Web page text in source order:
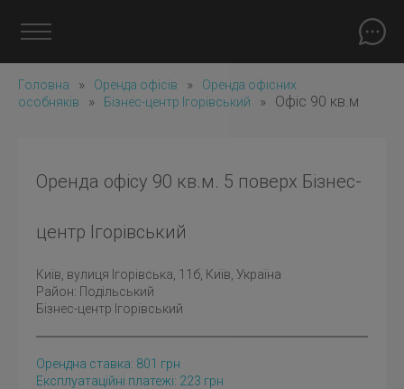
Головна » Оренда офісів »
Оренда офісних
особняків
» Бізнес-центр Ігорівський » Офіс 90 кв.м
Оренда офісу 90 кв.м. 5 поверх Бізнес-
центр Ігорівський
Київ , вулиця Ігорівська, 11б, Київ, Україна
Район: Подільський
Бізнес-центр Ігорівський
Орендна ставка: 801 грн
Експлуатаційні платежі: 223 грн